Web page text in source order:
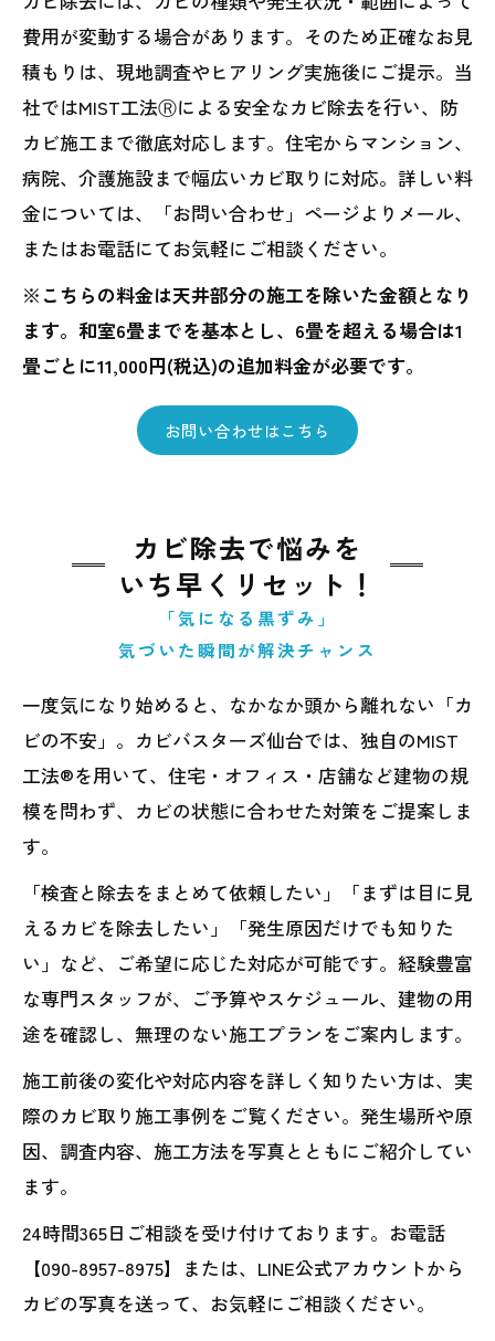
費用が変動する場合があります。そのため正確なお見
積もりは、現地調査やヒアリング実施後にご提示。当
社ではMIST工法Ⓡによる安全なカビ除去を行い、防
カビ施工まで徹底対応します。住宅からマンション、
病院、介護施設まで幅広いカビ取りに対応。詳しい料
金については、「お問い合わせ」ページよりメール、
またはお電話にてお気軽にご相談ください。
※こちらの料金は天井部分の施工を除いた金額となり
ます。和室6畳までを基本とし、6畳を超える場合は1
畳ごとに11,000円(税込)の追加料金が必要です。
お問い合わせはこちら
カビ除去で悩みを
いち早くリセット！
「気になる黒ずみ」
気づいた瞬間が解決チャンス
一度気になり始めると、なかなか頭から離れない「カ
ビの不安」。カビバスターズ仙台では、独自のMIST
工法®を用いて、住宅・オフィス・店舗など建物の規
模を問わず、カビの状態に合わせた対策をご提案しま
す。
「検査と除去をまとめて依頼したい」「まずは目に見
えるカビを除去したい」「発生原因だけでも知りた
い」など、ご希望に応じた対応が可能です。経験豊富
な専門スタッフが、ご予算やスケジュール、建物の用
途を確認し、無理のない施工プランをご案内します。
施工前後の変化や対応内容を詳しく知りたい方は、実
際のカビ取り施工事例をご覧ください。発生場所や原
因、調査内容、施工方法を写真とともにご紹介してい
ます。
24時間365日ご相談を受け付けております。お電話
【090-8957-8975】または、LINE公式アカウントから
カビの写真を送って、お気軽にご相談ください。